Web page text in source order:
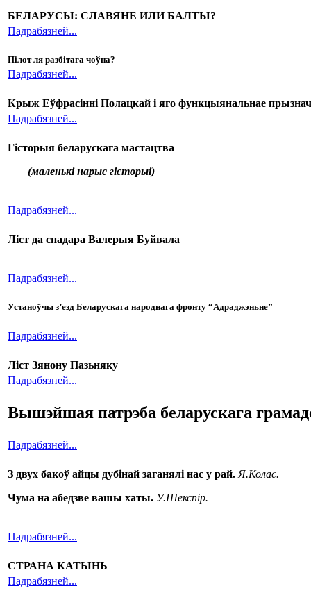
БЕЛАРУСЫ: СЛАВЯНЕ ИЛИ БАЛТЫ?
Падрабязней...
Пілот ля разбітага чоўна?
Падрабязней...
Крыж Еўфрасінні Полацкай і яго функцыянальнае п
Падрабязней...
Гісторыя беларускага мастацтва
(маленькі нарыс гісторыі)
Падрабязней...
Ліст да спадара Валерыя Буйвала
Падрабязней...
Устаноўчы з’езд Беларускага народнага фронту “Адраджэньне”
Падрабязней...
Ліст Зянону Пазьняку
Падрабязней...
Вышэйшая патрэба беларускага
Падрабязней...
З двух бакоў айцы дубінай заганялі нас у рай. Я.Колас.
Чума на абедзве вашы хаты. У.Шекспір.
Падрабязней...
СТРАНА КАТЫНЬ
Падрабязней...